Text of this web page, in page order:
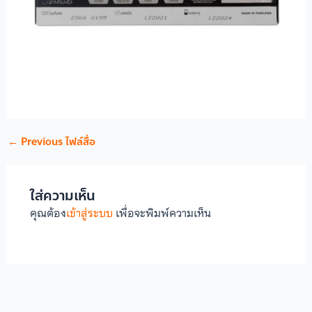
← Previous ไฟล์สื่อ
ใส่ความเห็น
คุณต้องเข้าสู่ระบบ เพื่อจะพิมพ์ความเห็น